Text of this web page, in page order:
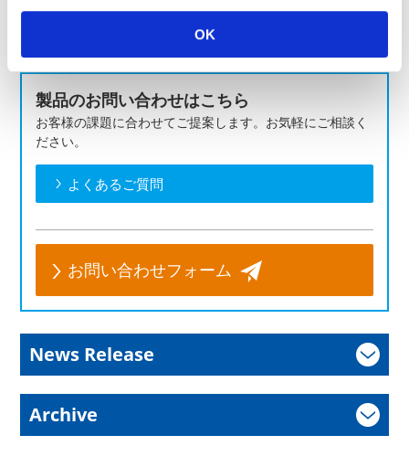
OK
ＫＯＡの電源関連製品はこちら＞＞＞
ＫＯＡの産業機器 各種製造装置向け製品は
製品のお問い合わせはこちら
お客様の課題に合わせてご提案します。お気軽にご相談く
ださい。
よくあるご質問
お問い合わせフォーム
News Release
Archive